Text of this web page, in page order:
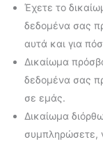
Έχετε το
δεδομένα σας
αυτά και για
Δικαίωμα
δεδομένα σας
σε εμάς.
Δικαίωμα
συμπληρώσετε,